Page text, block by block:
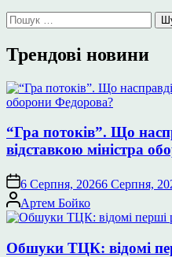
Пошук:
Трендові новини
“Гра потоків”. Що
відставкою міністра
6 Серпня, 20266 Серпня,
Опубліковано
Артем Бойко
Обшуки ТЦК: відомі